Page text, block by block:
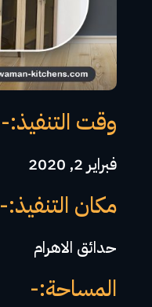
وقت التنفيذ:-
فبراير 2, 2020
مكان التنفيذ:-
حدائق الاهرام
المساحة:-